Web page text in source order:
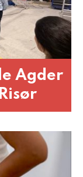
Agder